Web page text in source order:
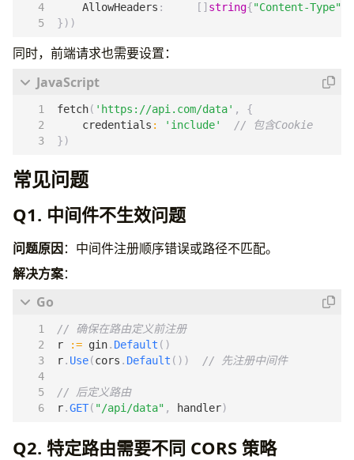
AllowHeaders : [] string{"Content-Type"
}))
同时，前端请求也需要设置：
fetch( 'https://api.com/data' ,
{
credentials : 'include'
})
常见问题
Q1. 中间件不生效问题
问题原因：中间件注册顺序错误或路径不匹配。
解决方案：
// 确保在路由定义前注册
r
:= gin. Default ()
r. Use(cors . Default ()) // 先注册中间件
// 后定义路由
r.GET( "/api/data" , handler)
Q2. 特定路由需要不同 CORS 策略